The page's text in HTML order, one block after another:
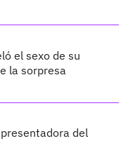
el sexo de su
la sorpresa
presentadora del